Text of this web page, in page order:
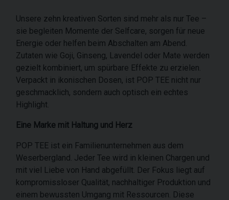
Unsere zehn kreativen Sorten sind mehr als nur Tee –
sie begleiten Momente der Selfcare, sorgen für neue
Energie oder helfen beim Abschalten am Abend.
Zutaten wie Goji, Ginseng, Lavendel oder Mate werden
gezielt kombiniert, um spürbare Effekte zu erzielen.
Verpackt in ikonischen Dosen, ist POP TEE nicht nur
geschmacklich, sondern auch optisch ein echtes
Highlight.
Eine Marke mit Haltung und Herz
POP TEE ist ein Familienunternehmen aus dem
Weserbergland. Jeder Tee wird in kleinen Chargen und
mit viel Liebe von Hand abgefüllt. Der Fokus liegt auf
kompromissloser Qualität, nachhaltiger Produktion und
einem bewussten Umgang mit Ressourcen. Diese